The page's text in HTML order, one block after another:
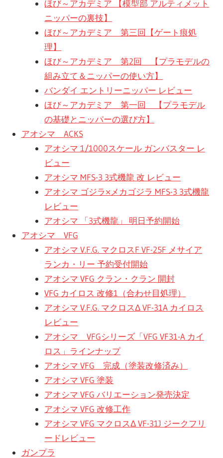
ほび～アカデミア 【模型部 アルティメット
ニッパーの裏技】
ほび～アカデミア 第三回【ゲート痕処
理】
ほび～アカデミア 第2回 【プラモデルの
組み立て＆ニッパーの使い方】
バンダイ エントリーニッパー レビュー
ほび～アカデミア 第一回 【プラモデル
の基礎とニッパーの選び方】
アオシマ ACKS
アオシマ 1/1000スケール ガンバスター レ
ビュー
アオシマ MFS-3 3式機龍 改 レビュー
アオシマ ゴジラ×メカゴジラ MFS-3 3式機龍
レビュー
アオシマ 「3式機龍」 明日予約開始
アオシマ VFG
アオシマ V.F.G. マクロスF VF-25F メサイア
ランカ・リー 予約受付開始
アオシマ VFG クラン・クラン 開封
VFG カイロス 改修1（合わせ目処理）
アオシマ V.F.G. マクロスΔ VF-31A カイロス
レビュー
アオシマ VFGシリーズ「VFG VF31-A カイ
ロス」ラインナップ
アオシマ VFG 完成（塗装改修済み）
アオシマ VFG 塗装
アオシマ VFG バリエーション発売決定
アオシマ VFG 改修工作
アオシマ VFG マクロスΔ VF-31J ジークフリ
ードレビュー
ガンプラ